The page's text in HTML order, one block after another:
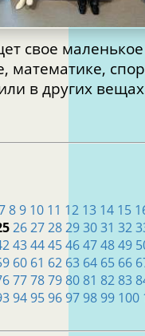
свое маленькое
математике,
в других вещах
8 9 10 11 12 13 14 15
262728293031 32
43444546474849
60 61 62 63 64 65 66
77787980 81 82 83
94959697 98 99 100